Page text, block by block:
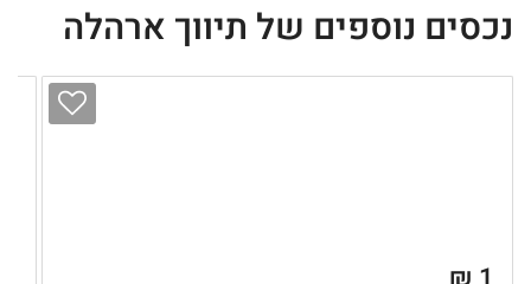
נכסים נוספים של תיווך ארהלה